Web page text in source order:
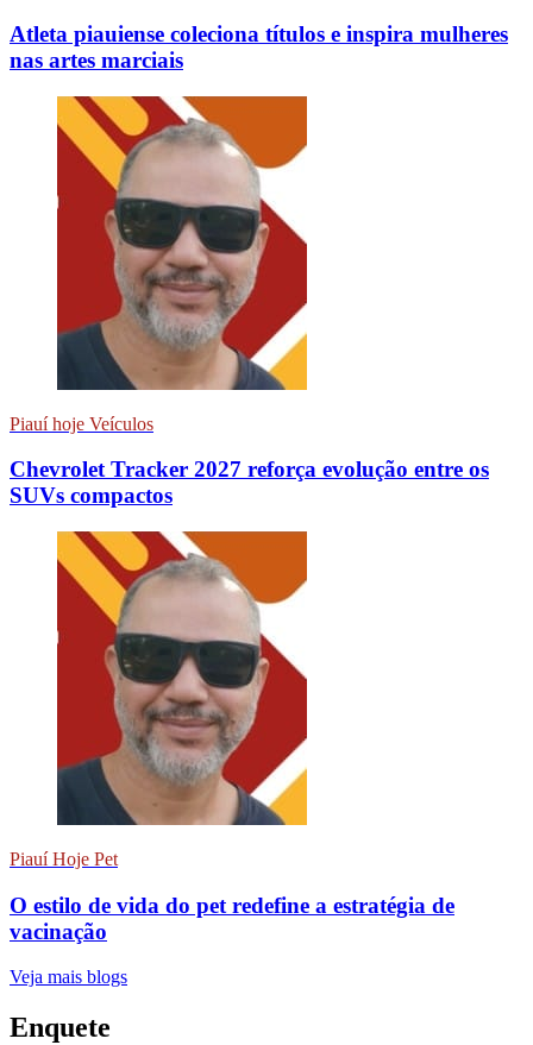
Atleta piauiense coleciona títulos e inspira mulheres
nas artes marciais
Piauí hoje Veículos
Chevrolet Tracker 2027 reforça evolução entre os
SUVs compactos
Piauí Hoje Pet
O estilo de vida do pet redefine a estratégia de
vacinação
Veja mais blogs
Enquete